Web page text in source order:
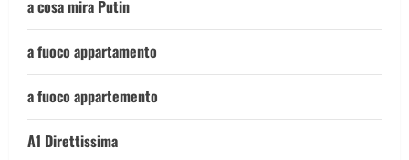
a cosa mira Putin
a fuoco appartamento
a fuoco appartemento
A1 Direttissima